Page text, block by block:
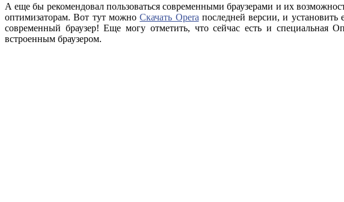
А еще бы рекомендовал пользоваться современными браузерами и их
оптимизаторам. Вот тут можноСкачать Opera последней версии, и
современный браузер! Еще могу отметить, что сейчас есть и специальная
встроенным браузером.